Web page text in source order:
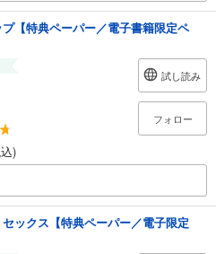
【特典ペーパー／電子書籍限定ペ
)
試し読み
フォロー
セックス【特典ペーパー／電子限定